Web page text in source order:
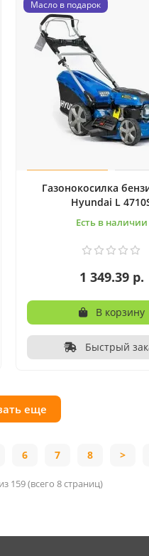
Масло в подарок
Газонокосилка
Hyundai L
Есть в наличии
1 349.39 р.
В корзину
Быстрый
еще
6 7 8 >
159 (всего 8 страниц)